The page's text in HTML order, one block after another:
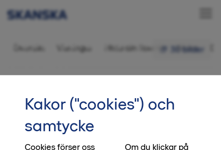
30 bilder
Bostadsrätt 3 rok,
Intresseanmälan
Översikt Visningar Hitta din favorit Bilder
Bo utan avgift
Just nu får du som köper en bostad i Diamanten
möjlighet att bo avgiftsfritt. Hur länge beror på
Kakor ("cookies") och
samtycke
Cookies förser oss
Om du klickar på